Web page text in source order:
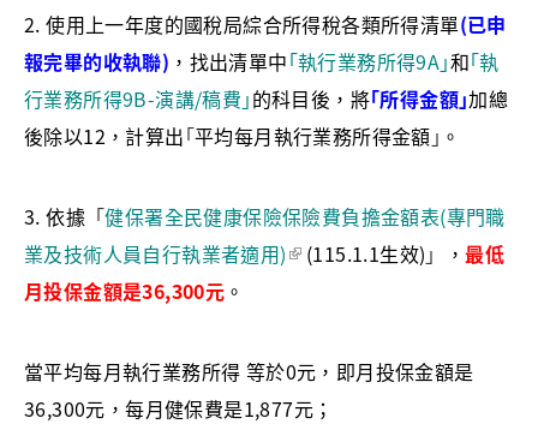
2. 使用上一年度的國稅局綜合所得稅各類所得清單(已申
報完畢的收執聯) ，找出清單中｢執行業務所得9A｣和｢執
行業務所得9B-演講/稿費｣的科目後，將｢所得金額｣加總
後除以12，計算出｢平均每月執行業務所得金額 ｣ 。
3. 依據 「健保署全民健康保險保險費負擔金額表(專門職
業及技術人員自行執業者適用)
(115.1.1生效) 」 ，最低
月投保金額是36,300元 。
當平均每月執行業務所得 等於0元，即月投保金額是
36,300元，每月健保費是1,877元；